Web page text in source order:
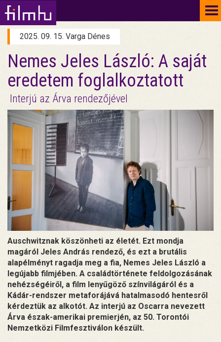
2025. 09. 15. Varga Dénes
Nemes Jeles László: A saját
eredetem foglalkoztatott
Interjú az Árva rendezőjével
Auschwitznak köszönheti az életét. Ezt mondja
magáról Jeles András rendező, és ezt a brutális
alapélményt ragadja meg a fia, Nemes Jeles László a
legújabb filmjében. A családtörténete feldolgozásának
nehézségéiről, a film lenyűgöző színvilágáról és a
Kádár-rendszer metaforájává hatalmasodó hentesről
kérdeztük az alkotót. Az interjú az Oscarra nevezett
Árva észak-amerikai premierjén, az 50. Torontói
Nemzetközi Filmfesztiválon készült.